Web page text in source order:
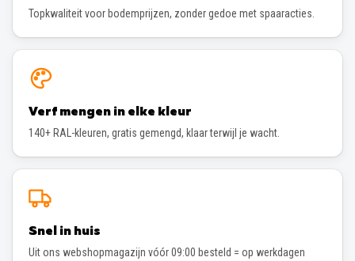
Topkwaliteit voor bodemprijzen, zonder gedoe met spaaracties.
Verf mengen in elke kleur
140+ RAL-kleuren, gratis gemengd, klaar terwijl je wacht.
Snel in huis
Uit ons webshopmagazijn vóór 09:00 besteld = op werkdagen